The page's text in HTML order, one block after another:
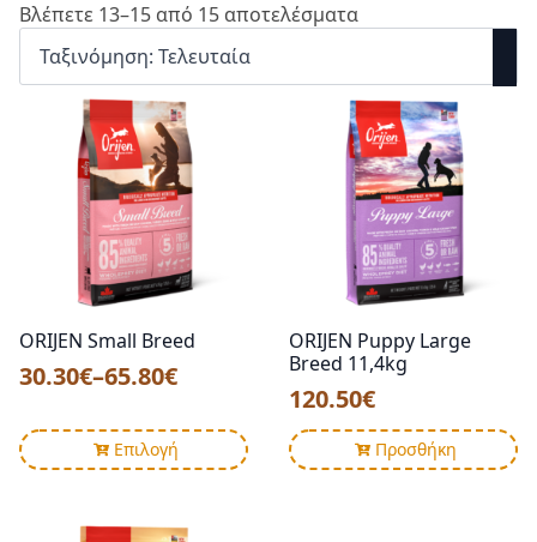
Βλέπετε 13–15 από 15 αποτελέσματα
ORIJEN Small Breed
30.30€–65.80€
Price
30.30€
through
Επιλογή
Αυτό
το
ORIJEN Puppy Large
Breed 11,4kg
120.50€
Προσθήκη